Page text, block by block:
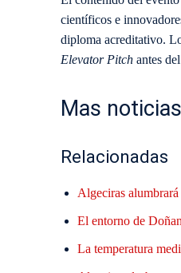
científicos e
diploma acreditativo.
Elevator Pitch antes
Mas noticias
Relacionadas
Algeciras
El entorno de
La temperatura